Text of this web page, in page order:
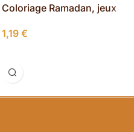
Coloriage Ramadan, jeux
1,19 €